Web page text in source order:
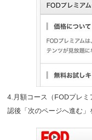
4.月額コース（FODプレ
認後「次のページへ進む」